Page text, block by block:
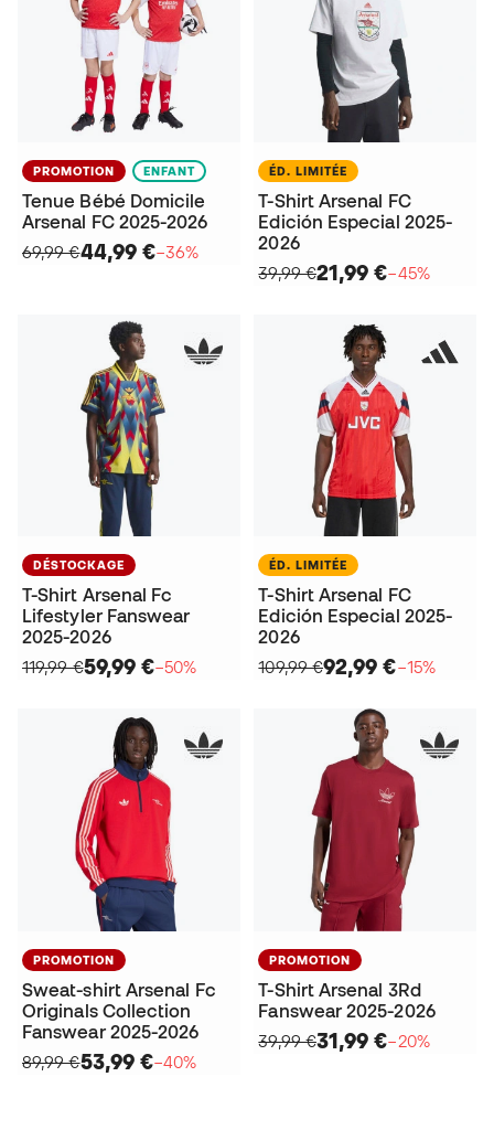
PROMOTION ENFANT
Tenue Bébé Domicile
Arsenal FC 2025-2026
69,99 €44,99 €−36%
ÉD. LIMITÉE
T-Shirt Arsenal FC
Edición Especial 2025-
2026
39,99 €21,99 €−45%
DÉSTOCKAGE
T-Shirt Arsenal Fc
Lifestyler Fanswear
2025-2026
119,99 €59,99 €−50%
ÉD. LIMITÉE
T-Shirt Arsenal FC
Edición Especial 2025-
2026
109,99 €92,99 €−15%
PROMOTION
Sweat-shirt Arsenal Fc
Originals Collection
Fanswear 2025-2026
89,99 €53,99 €−40%
PROMOTION
T-Shirt Arsenal 3Rd
Fanswear 2025-2026
39,99 €31,99 €−20%